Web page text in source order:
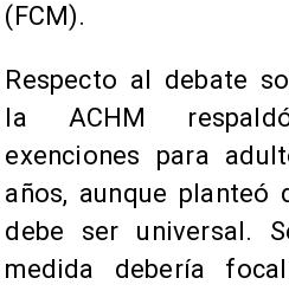
(FCM).
Respecto al debate
la ACHM
exenciones para
años, aunque planteó
debe ser universal.
medida debería